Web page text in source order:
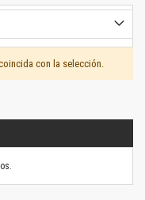
con la selección.